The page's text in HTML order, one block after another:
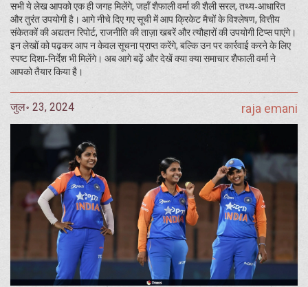
सभी ये लेख आपको एक ही जगह मिलेंगे, जहाँ शैफाली वर्मा की शैली सरल, तथ्य‑आधारित
और तुरंत उपयोगी है। आगे नीचे दिए गए सूची में आप क्रिकेट मैचों के विश्लेषण, वित्तीय
संकेतकों की अद्यतन रिपोर्ट, राजनीति की ताज़ा खबरें और त्यौहारों की उपयोगी टिप्स पाएंगे।
इन लेखों को पढ़कर आप न केवल सूचना प्राप्त करेंगे, बल्कि उन पर कार्रवाई करने के लिए
स्पष्ट दिशा‑निर्देश भी मिलेंगे। अब आगे बढ़ें और देखें क्या क्या समाचार शैफाली वर्मा ने
आपको तैयार किया है।
जुल॰ 23, 2024 raja emani